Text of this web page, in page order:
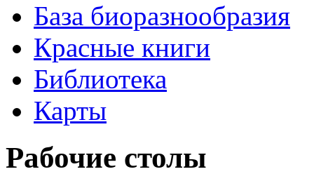
База биоразнообразия
Красные книги
Библиотека
Карты
Рабочие столы